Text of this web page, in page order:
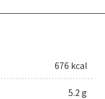
676 kcal
5.2 g